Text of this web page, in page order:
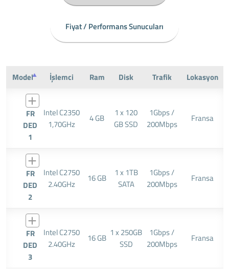
Fiyat / Performans Sunucuları
Model İşlemci Ram Disk Trafik Lokasyon
FR
DED
1
Intel C2350
1,70GHz
4 GB
1 x 120
GB SSD
1Gbps /
200Mbps
Fransa
FR
DED
2
Intel C2750
2.40GHz
16 GB
1 x 1TB
SATA
1Gbps /
200Mbps
Fransa
FR
DED
3
Intel C2750
2.40GHz
16 GB 1 x 250GB
SSD
1Gbps /
200Mbps
Fransa